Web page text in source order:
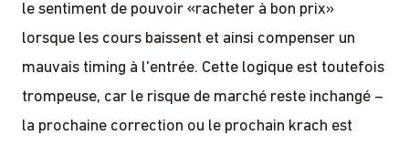
le sentiment de pouvoir «racheter à bon prix»
lorsque les cours baissent et ainsi compenser un
mauvais timing à l'entrée. Cette logique est toutefois
trompeuse, car le risque de marché reste inchangé –
la prochaine correction ou le prochain krach est